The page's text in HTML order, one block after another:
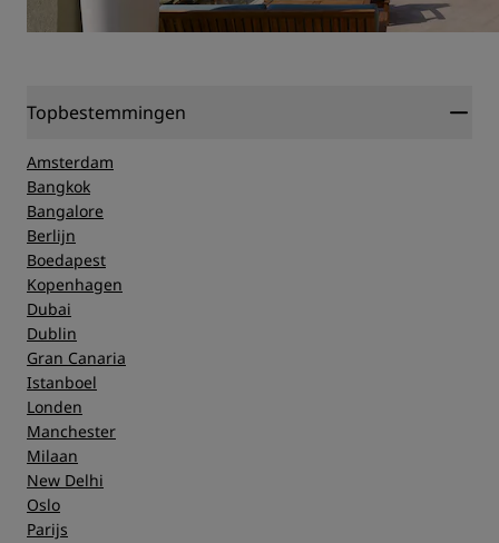
Topbestemmingen
Amsterdam
Bangkok
Bangalore
Berlijn
Boedapest
Kopenhagen
Dubai
Dublin
Gran Canaria
Istanboel
Londen
Manchester
Milaan
New Delhi
Oslo
Parijs